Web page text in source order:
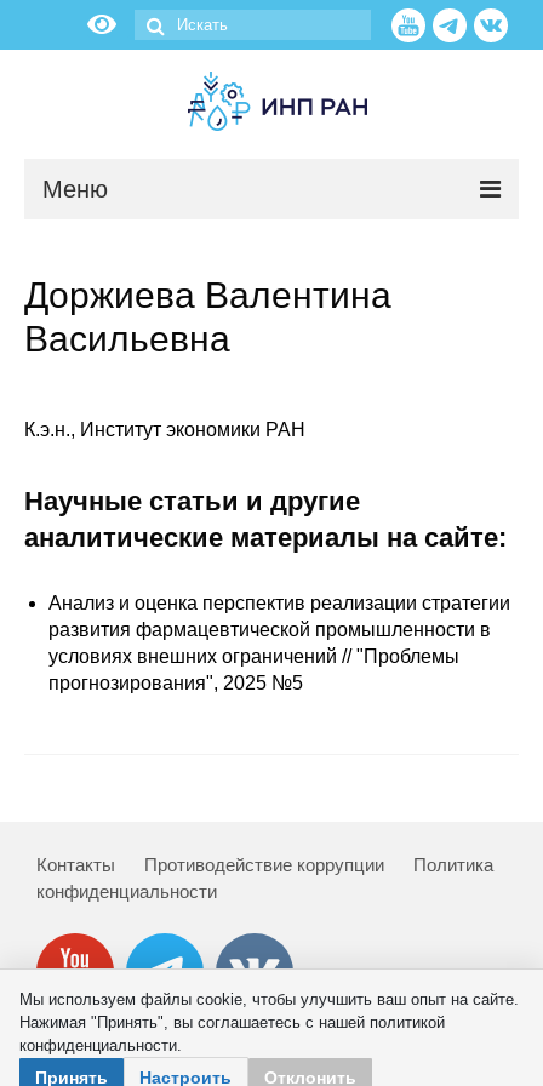
Меню
О нас
Научные подразделения
Сотрудники
Отчетность
Противодействие коррупции
Издания
Проблемы прогнозирования
О журнале
Номера журналов
Доржиева Валентина
Васильевна
К.э.н., Институт экономики РАН
Научные статьи и другие
аналитические материалы на сайте:
Анализ и оценка перспектив реализации стратегии
развития фармацевтической промышленности в
условиях внешних ограничений // "Проблемы
прогнозирования", 2025 №5
Контакты Противодействие коррупции
Политика
конфиденциальности
© 2026 ИНП РАН
Мы используем файлы cookie, чтобы улучшить ваш опыт на сайте.
Нажимая "Принять", вы соглашаетесь с нашей политикой
конфиденциальности.
Принять Настроить Отклонить